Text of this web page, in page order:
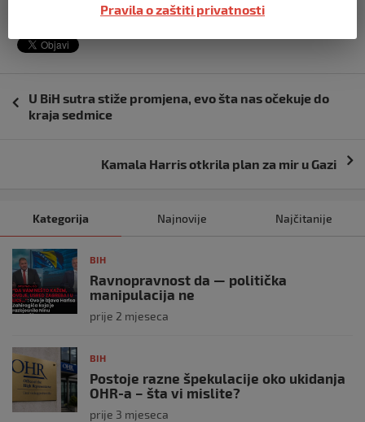
objava
U BiH sutra stiže promjena, evo šta nas očekuje do
kraja sedmice
Kamala Harris otkrila plan za mir u Gazi
Kategorija Najnovije Najčitanije
BIH
Ravnopravnost da — politička
manipulacija ne
prije 2 mjeseca
BIH
Postoje razne špekulacije oko ukidanja
OHR-a – šta vi mislite?
prije 3 mjeseca
Pravila o zaštiti privatnosti